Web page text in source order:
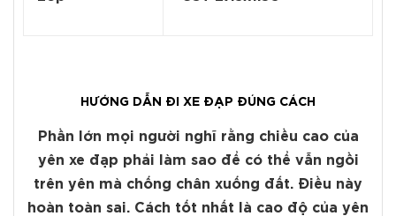
HƯỚNG DẪN ĐI XE ĐẠP ĐÚNG CÁCH
Phần lớn mọi người nghĩ rằng chiều cao của
yên xe đạp phải làm sao để có thể vẫn ngồi
trên yên mà chống chân xuống đất. Điều này
hoàn toàn sai. Cách tốt nhất là cao độ của yên